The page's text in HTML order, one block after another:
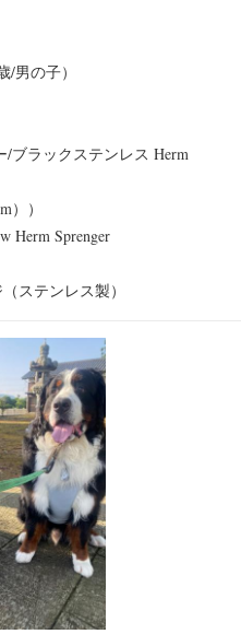
男の子）
/ブラックステンレス Herm
））
Herm Sprenger
ステンレス製）